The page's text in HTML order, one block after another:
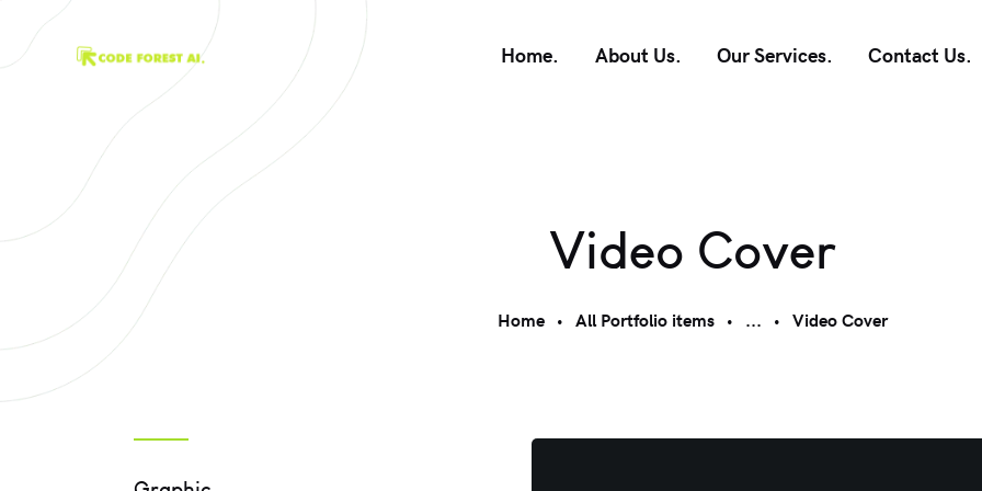
Home. About Us. Our Services. Contact Us.
Video Cover
Home All Portfolio items ... Video Cover